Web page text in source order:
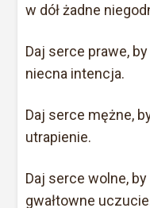
w dół żadne
Daj serce prawe,
niecna intencja.
Daj serce mężne,
utrapienie.
Daj serce wolne,
gwałtowne